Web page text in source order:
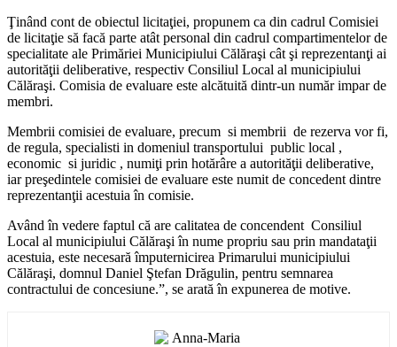
Ţinând cont de obiectul licitaţiei, propunem ca din cadrul Comisiei
de licitaţie să facă parte atât personal din cadrul compartimentelor de
specialitate ale Primăriei Municipiului Călăraşi cât şi reprezentanţi ai
autorităţii deliberative, respectiv Consiliul Local al municipiului
Călăraşi. Comisia de evaluare este alcătuită dintr-un număr impar de
membri.
Membrii comisiei de evaluare, precum si membrii de rezerva vor fi,
de regula, specialisti in domeniul transportului public local ,
economic si juridic , numiţi prin hotărâre a autorităţii deliberative,
iar preşedintele comisiei de evaluare este numit de concedent dintre
reprezentanţii acestuia în comisie.
Având în vedere faptul că are calitatea de concendent Consiliul
Local al municipiului Călăraşi în nume propriu sau prin mandataţii
acestuia, este necesară împuternicirea Primarului municipiului
Călăraşi, domnul Daniel Ştefan Drăgulin, pentru semnarea
contractului de concesiune.”, se arată în expunerea de motive.